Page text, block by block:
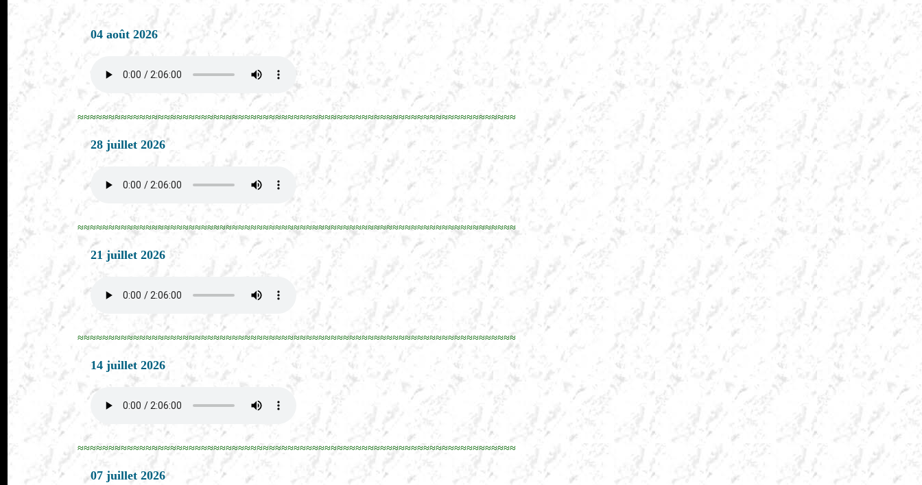
04 août 2026
≈≈≈≈≈≈≈≈≈≈≈≈≈≈≈≈≈≈≈≈≈≈≈≈≈≈≈≈≈≈≈≈≈≈≈≈≈≈≈≈≈≈≈≈≈≈≈≈≈≈≈≈≈≈≈≈≈≈≈≈≈≈≈≈≈≈≈≈≈≈≈
28 juillet 2026
≈≈≈≈≈≈≈≈≈≈≈≈≈≈≈≈≈≈≈≈≈≈≈≈≈≈≈≈≈≈≈≈≈≈≈≈≈≈≈≈≈≈≈≈≈≈≈≈≈≈≈≈≈≈≈≈≈≈≈≈≈≈≈≈≈≈≈≈≈≈≈
21 juillet 2026
≈≈≈≈≈≈≈≈≈≈≈≈≈≈≈≈≈≈≈≈≈≈≈≈≈≈≈≈≈≈≈≈≈≈≈≈≈≈≈≈≈≈≈≈≈≈≈≈≈≈≈≈≈≈≈≈≈≈≈≈≈≈≈≈≈≈≈≈≈≈≈
14 juillet 2026
≈≈≈≈≈≈≈≈≈≈≈≈≈≈≈≈≈≈≈≈≈≈≈≈≈≈≈≈≈≈≈≈≈≈≈≈≈≈≈≈≈≈≈≈≈≈≈≈≈≈≈≈≈≈≈≈≈≈≈≈≈≈≈≈≈≈≈≈≈≈≈
07 juillet 2026